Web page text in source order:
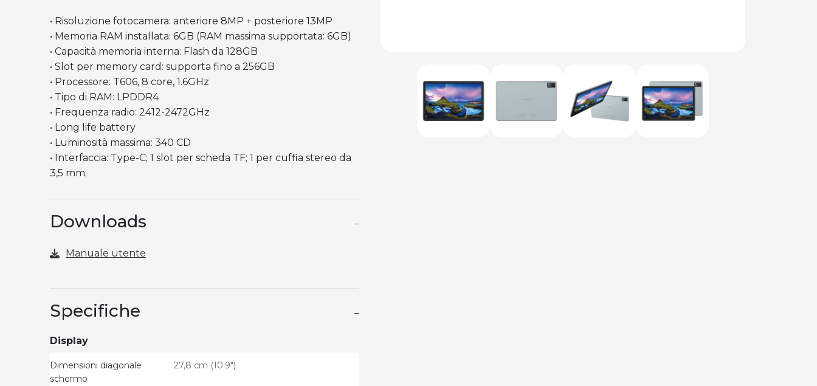
• Risoluzione fotocamera: anteriore 8MP + posteriore 13MP
• Memoria RAM installata: 6GB (RAM massima supportata: 6GB)
• Capacità memoria interna: Flash da 128GB
• Slot per memory card: supporta fino a 256GB
• Processore: T606, 8 core, 1.6GHz
• Tipo di RAM: LPDDR4
• Frequenza radio: 2412-2472GHz
• Long life battery
• Luminosità massima: 340 CD
• Interfaccia: Type-C; 1 slot per scheda TF; 1 per cuffia stereo da
3,5 mm;
Downloads −
Manuale utente
Specifiche −
Display
Dimensioni diagonale
schermo
27,8 cm (10.9")